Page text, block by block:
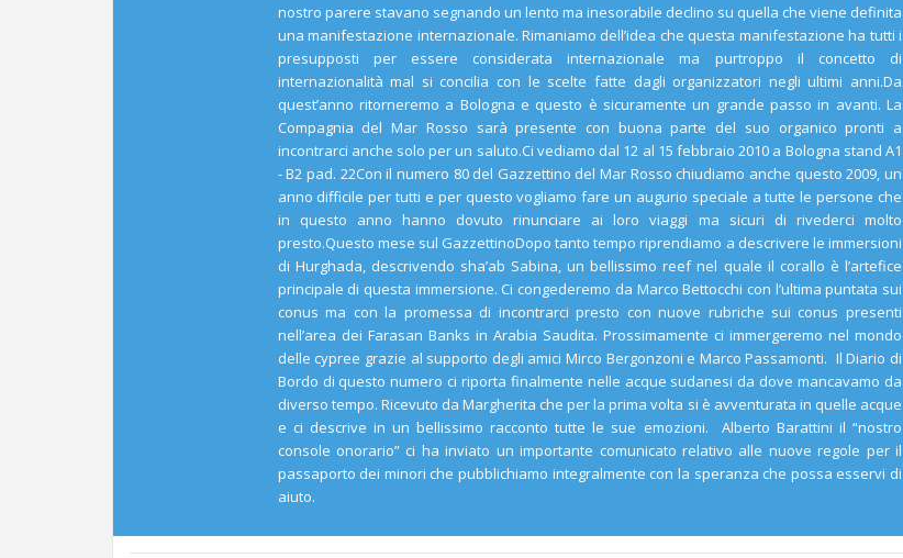
nostro parere stavano segnando un lento ma inesorabile declino su quella che viene definita
una manifestazione internazionale. Rimaniamo dell’idea che questa manifestazione ha tutti i
presupposti per essere considerata internazionale ma purtroppo il concetto di
internazionalità mal si concilia con le scelte fatte dagli organizzatori negli ultimi anni.Da
quest’anno ritorneremo a Bologna e questo è sicuramente un grande passo in avanti. La
Compagnia del Mar Rosso sarà presente con buona parte del suo organico pronti a
incontrarci anche solo per un saluto.Ci vediamo dal 12 al 15 febbraio 2010 a Bologna stand A1
- B2 pad. 22Con il numero 80 del Gazzettino del Mar Rosso chiudiamo anche questo 2009, un
anno difficile per tutti e per questo vogliamo fare un augurio speciale a tutte le persone che
in questo anno hanno dovuto rinunciare ai loro viaggi ma sicuri di rivederci molto
presto.Questo mese sul GazzettinoDopo tanto tempo riprendiamo a descrivere le immersioni
di Hurghada, descrivendo sha’ab Sabina, un bellissimo reef nel quale il corallo è l’artefice
principale di questa immersione. Ci congederemo da Marco Bettocchi con l’ultima puntata sui
conus ma con la promessa di incontrarci presto con nuove rubriche sui conus presenti
nell’area dei Farasan Banks in Arabia Saudita. Prossimamente ci immergeremo nel mondo
delle cypree grazie al supporto degli amici Mirco Bergonzoni e Marco Passamonti. Il Diario di
Bordo di questo numero ci riporta finalmente nelle acque sudanesi da dove mancavamo da
diverso tempo. Ricevuto da Margherita che per la prima volta si è avventurata in quelle acque
e ci descrive in un bellissimo racconto tutte le sue emozioni. Alberto Barattini il “nostro
console onorario” ci ha inviato un importante comunicato relativo alle nuove regole per il
passaporto dei minori che pubblichiamo integralmente con la speranza che possa esservi di
aiuto.